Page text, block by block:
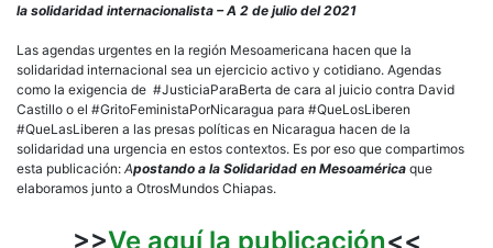
la solidaridad internacionalista – A 2 de julio del 2021
Las agendas urgentes en la región Mesoamericana hacen que la
solidaridad internacional sea un ejercicio activo y cotidiano. Agendas
como la exigencia de #JusticiaParaBerta de cara al juicio contra David
Castillo o el #GritoFeministaPorNicaragua para #QueLosLiberen
#QueLasLiberen a las presas políticas en Nicaragua hacen de la
solidaridad una urgencia en estos contextos. Es por eso que compartimos
esta publicación: Apostando a la Solidaridad en Mesoamérica que
elaboramos junto a OtrosMundos Chiapas.
>>Ve aquí la publicación<<